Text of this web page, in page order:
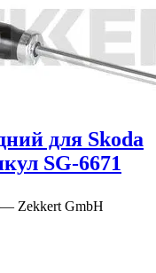
для Skoda
SG-6671
Zekkert GmbH